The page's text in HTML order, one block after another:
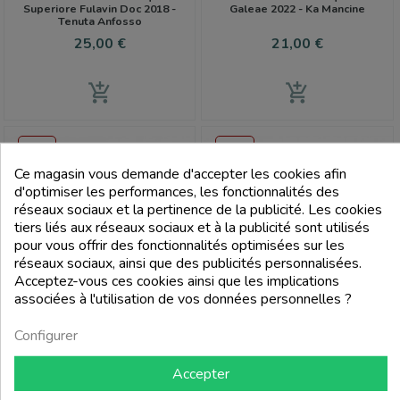
Superiore Fulavin Doc 2018 -
Tenuta Anfosso
Prix
25,00 €
add_shopping_cart
Galeae 2022 - Ka Mancine
Prix
21,00 €
add_shopping_cart
Favoris
-22% -22%
PACK
Ce magasin vous demande d'accepter les cookies afin
d'optimiser les performances, les fonctionnalités des
réseaux sociaux et la pertinence de la publicité. Les cookies
tiers liés aux réseaux sociaux et à la publicité sont utilisés
pour vous offrir des fonctionnalités optimisées sur les
réseaux sociaux, ainsi que des publicités personnalisées.
Acceptez-vous ces cookies ainsi que les implications
associées à l'utilisation de vos données personnelles ?
Configurer
Accepter